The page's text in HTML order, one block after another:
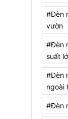
#Đèn
vườn
#Đèn
suất
#Đèn
ngoài
#Đèn